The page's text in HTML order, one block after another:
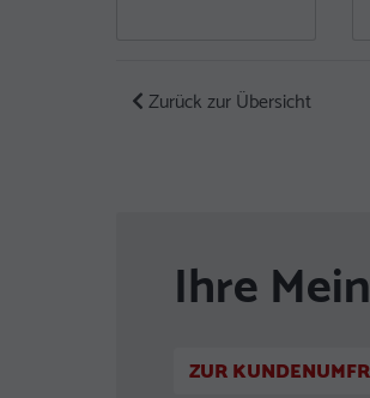
Zurück zur Übersicht
Ihre
ZUR